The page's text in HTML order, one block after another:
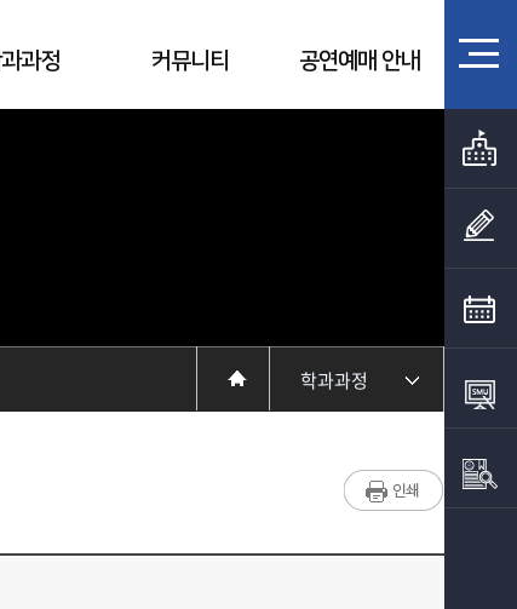
과정 커뮤니티 공연예매 안내
학과과정
입학정보
교수소개